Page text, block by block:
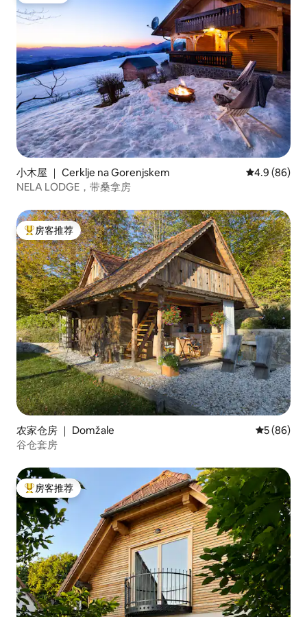
小木屋 ｜ Cerklje na Gorenjskem 平均评分 4.9
4.9 (86)
NELA LODGE，带桑拿房
热门「房客推荐」
房客推荐
农家仓房 ｜ Domžale 平均评分
5 (86)
谷仓套房
热门「房客推荐」
房客推荐